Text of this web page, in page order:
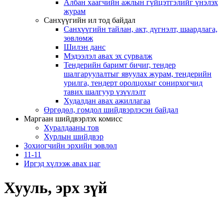
Албан хаагчийн ажлын гүйцэтгэлийг үнэлэх
журам
Санхүүгийн ил тод байдал
Санхүүгийн тайлан, акт, дүгнэлт, шаардлага,
зөвлөмж
Шилэн данс
Мэдээлэл авах эх сурвалж
Тендерийн баримт бичиг, тендер
шалгаруулалтыг явуулах журам, тендерийн
урилга, тендерт оролцохыг сонирхогчид
тавих шалгуур үзүүлэлт
Худалдан авах ажиллагаа
Өргөдөл, гомдол шийдвэрлэсэн байдал
Маргаан шийдвэрлэх комисс
Хуралдааны тов
Хурлын шийдвэр
Зохиогчийн эрхийн зөвлөл
11-11
Иргэд хүлээж авах цаг
Хууль, эрх зүй